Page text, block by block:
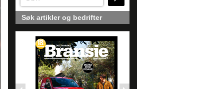
Søk artikler og bedrifter